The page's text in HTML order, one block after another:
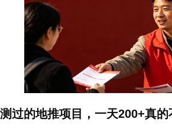
过的地推项目，一天200+真的